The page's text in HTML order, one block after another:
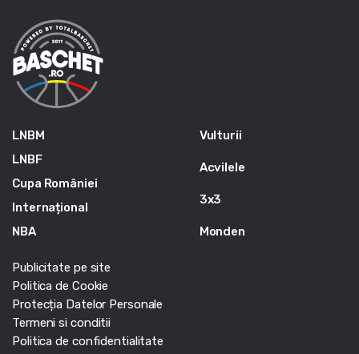
LNBM
LNBF
Cupa României
Internațional
NBA
Vulturii
Acvilele
3x3
Monden
Publicitate pe site
Politica de Cookie
Protecția Datelor Personale
Termeni si conditii
Politica de confidentialitate